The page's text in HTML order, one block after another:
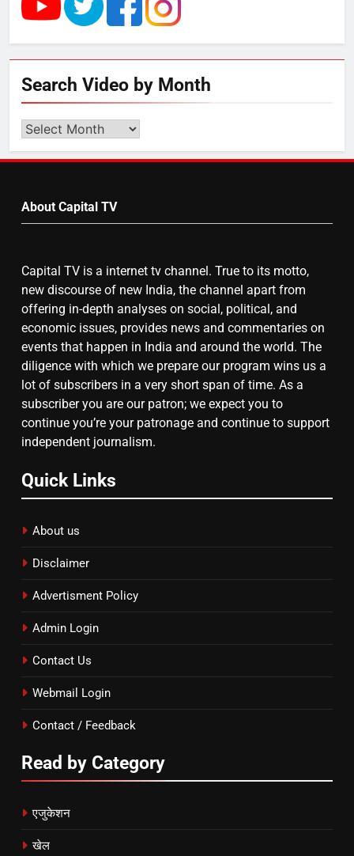
का स्वागत करेगा लक्ष्मण द्वार
उत्तर प्रदेश में गांवों में बढ़ेंगी सुविधाएं: 67%
बढ़ा पंचायतों का बजट
8
चुनाव से पहले लालू परिवार पर बड़ा झटका,
दिल्ली कोर्ट ने IRCTC घोटाले में आरोप
तय किए
Search Video by Month
Search
by
About Capital TV
Capital TV is a internet tv channel. True to its motto,
new discourse of new India, the channel apart from
offering in-depth analyses on social, political, and
economic issues, provides news and commentaries on
events that happen in India and around the world. The
diligence with which we prepare our program wins us a
lot of subscribers in a very short span of time. As a
subscriber you are our patron; we expect you to
continue you’re your patronage and continue to support
independent journalism.
Quick Links
About us
Disclaimer
Advertisment Policy
Admin Login
Contact Us
Webmail Login
Contact / Feedback
Read by Category
एजुकेशन
खेल